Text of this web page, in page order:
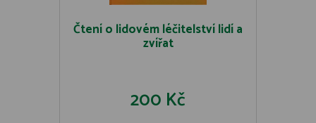
Čtení o lidovém léčitelství lidí a
zvířat
200 Kč